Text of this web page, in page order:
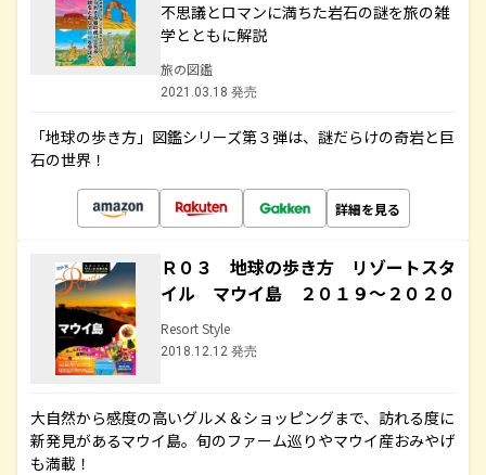
不思議とロマンに満ちた岩石の謎を旅の雑
学とともに解説
旅の図鑑
2021.03.18 発売
「地球の歩き方」図鑑シリーズ第３弾は、謎だらけの奇岩と巨
石の世界！
詳細を見る
Ｒ０３ 地球の歩き方 リゾートスタ
イル マウイ島 ２０１９～２０２０
Resort Style
2018.12.12 発売
大自然から感度の高いグルメ＆ショッピングまで、訪れる度に
新発見があるマウイ島。旬のファーム巡りやマウイ産おみやげ
も満載！